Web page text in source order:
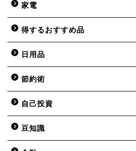
家電
得するおすすめ品
日用品
節約術
自己投資
豆知識